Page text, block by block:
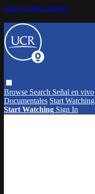
Skip to main content
Browse Search Señal en vivo
Documentales Start Watching
Start Watching Sign In